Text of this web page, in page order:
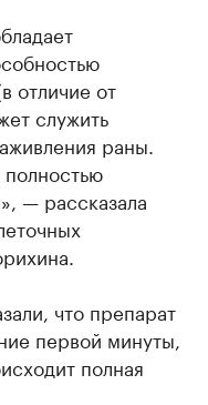
отличие от
служить
раны.
— рассказала
что препарат
первой минуты,
полная